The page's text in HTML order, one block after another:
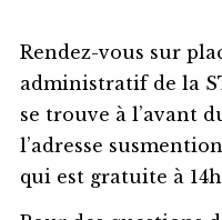
Rendez-vous sur
administratif de la
se trouve à l’avant
l’adresse
qui est gratuite à